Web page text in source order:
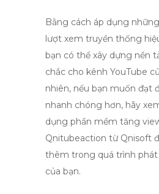
Bằng cách áp dụng
lượt xem truyền thống
bạn có thể xây dựng nền
chắc cho kênh YouTube
nhiên, nếu bạn muốn đạt
nhanh chóng hơn, hãy
dụng phần mềm tăng
Qnitubeaction từ Qnisoft
thêm trong quá trình phát
của bạn.